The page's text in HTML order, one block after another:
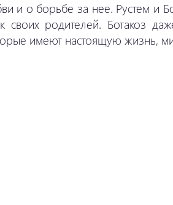
и о борьбе за нее. Рустем и
родителей. Ботакоз
имеют настоящую жизнь,